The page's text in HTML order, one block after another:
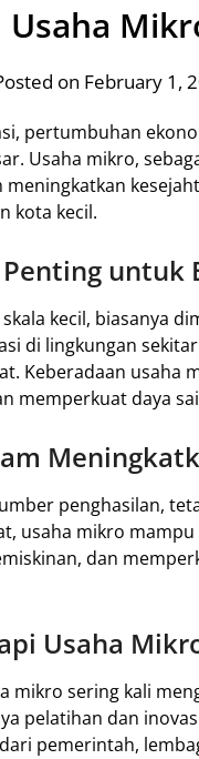
Usaha
on February 1,
pertumbuhan
Usaha mikro,
kota kecil.
untuk
kecil, biasanya
di lingkungan
Keberadaan usaha
memperkuat daya
penghasilan,
usaha mikro
dan
Usaha
mikro sering kali
pelatihan dan
pemerintah,